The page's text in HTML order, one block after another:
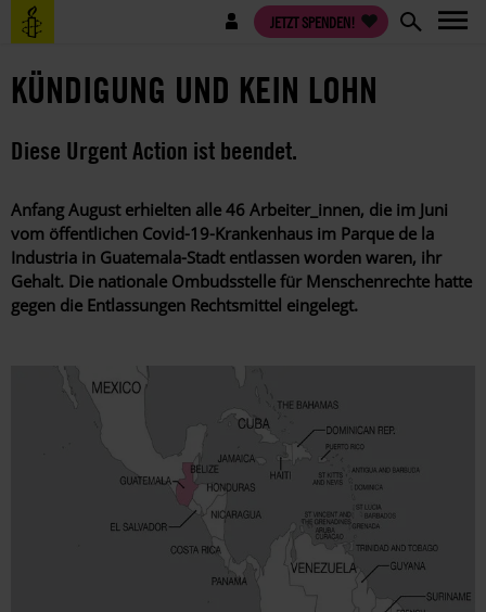
Direkt
zum
Benutzermenü JETZT SPENDEN!
KÜNDIGUNG UND KEIN LOHN
Diese Urgent Action ist beendet.
Anfang August erhielten alle 46 Arbeiter_innen, die im Juni
vom öffentlichen Covid-19-Krankenhaus im Parque de la
Industria in Guatemala-Stadt entlassen worden waren, ihr
Gehalt. Die nationale Ombudsstelle für Menschenrechte hatte
gegen die Entlassungen Rechtsmittel eingelegt.